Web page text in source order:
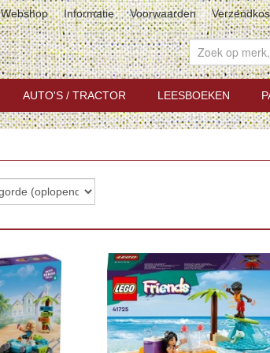
Webshop Informatie Voorwaarden
AUTO'S / TRACTOR LEESBOEKEN